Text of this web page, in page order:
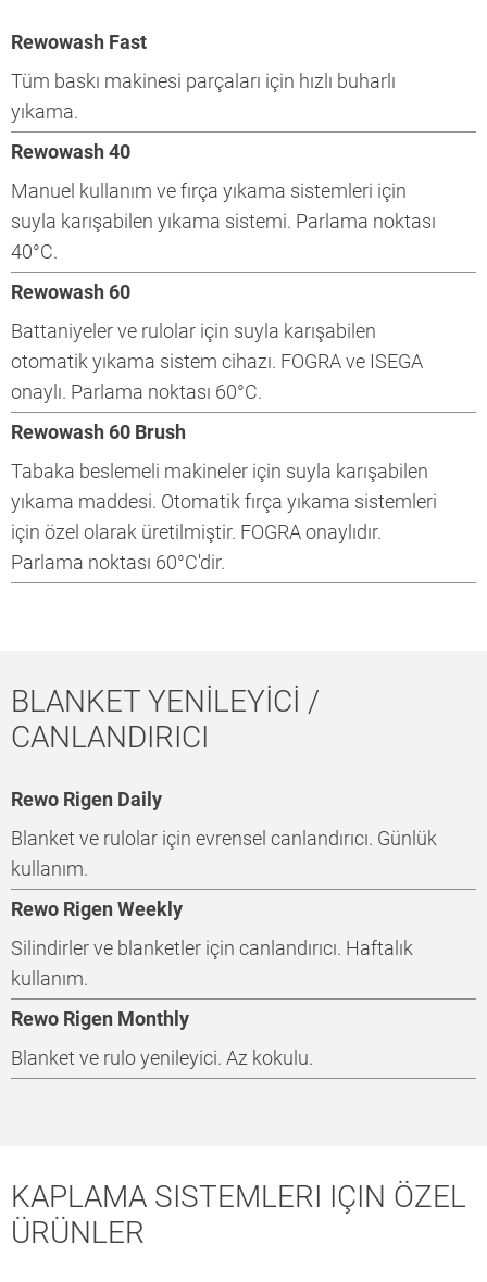
Rewowash Fast
Tüm baskı makinesi parçaları için hızlı buharlı
yıkama.
Rewowash 40
Manuel kullanım ve fırça yıkama sistemleri için
suyla karışabilen yıkama sistemi. Parlama noktası
40°C.
Rewowash 60
Battaniyeler ve rulolar için suyla karışabilen
otomatik yıkama sistem cihazı. FOGRA ve ISEGA
onaylı. Parlama noktası 60°C.
Rewowash 60 Brush
Tabaka beslemeli makineler için suyla karışabilen
yıkama maddesi. Otomatik fırça yıkama sistemleri
için özel olarak üretilmiştir. FOGRA onaylıdır.
Parlama noktası 60°C'dir.
BLANKET YENİLEYİCİ /
CANLANDIRICI
Rewo Rigen Daily
Blanket ve rulolar için evrensel canlandırıcı. Günlük
kullanım.
Rewo Rigen Weekly
Silindirler ve blanketler için canlandırıcı. Haftalık
kullanım.
Rewo Rigen Monthly
Blanket ve rulo yenileyici. Az kokulu.
KAPLAMA SISTEMLERI IÇIN ÖZEL
ÜRÜNLER